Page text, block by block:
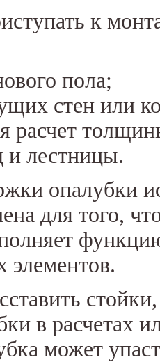
к
пола;
стен или
расчет
и лестницы.
опалубки
для того,
элементов.
в расчетах
может